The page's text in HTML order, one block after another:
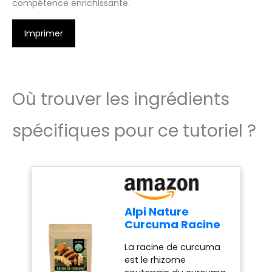
compétence enrichissante.
Imprimer
Où trouver les ingrédients
spécifiques pour ce tutoriel ?
Alpi Nature
Curcuma Racine
de Racine de
Curcuma Entiers
La racine de curcuma
est le rhizome